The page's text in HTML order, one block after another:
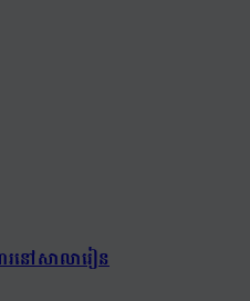
រនៅសាលារៀន